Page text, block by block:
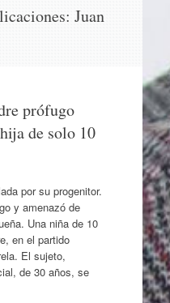
Juan
prófugo
de solo 10
por su progenitor.
y amenazó de
Una niña de 10
en el partido
El sujeto,
de 30 años, se